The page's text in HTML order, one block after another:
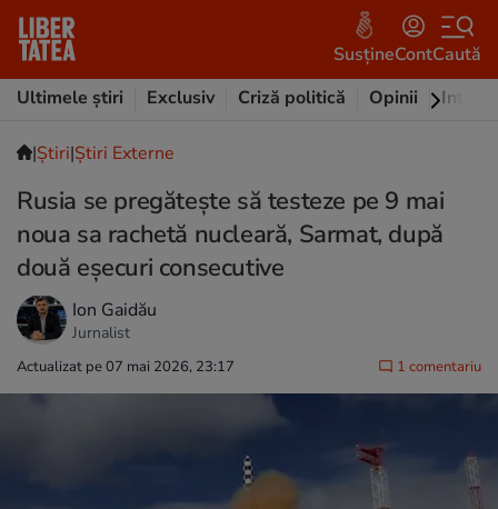
SusțineContCaută
Ultimele știri
Exclusiv Criză politică Opinii
|Ştiri|Știri Externe
Rusia se pregătește să testeze pe 9 mai
noua sa rachetă nucleară, Sarmat, după
două eșecuri consecutive
Ion Gaidău
Jurnalist
Actualizat pe 07 mai 2026, 23:17 1 comentariu